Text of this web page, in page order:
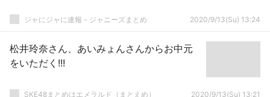
ジャにジャに速報 - ジャニーズまとめ 2020/9/13(Su) 13:24
松井玲奈さん、あいみょんさんからお中元
をいただく!!!
SKE48まとめはエメラルド（まとえめ） 2020/9/13(Su) 13:21